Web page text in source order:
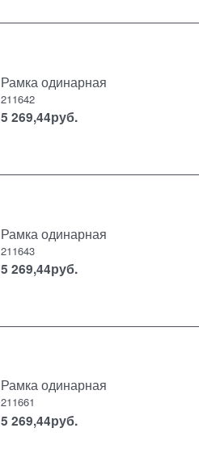
Рамка одинарная
211642
5 269,44руб.
Рамка одинарная
211643
5 269,44руб.
Рамка одинарная
211661
5 269,44руб.